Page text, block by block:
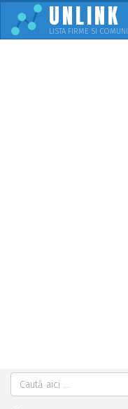
UNLINK
LISTA FIRME SI